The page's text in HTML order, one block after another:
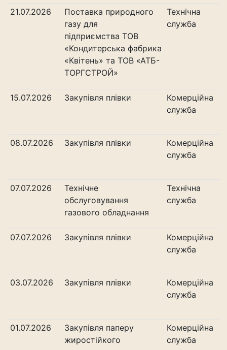
21.07.2026
Поставка природного
газу для
підприємства ТОВ
«Кондитерська фабрика
«Квітень» та ТОВ «АТБ-
ТОРГСТРОЙ»
Технічна
служба
15.07.2026 Закупівля плівки
Комерційна
служба
08.07.2026 Закупівля плівки
Комерційна
служба
07.07.2026
Технічне
обслуговування
газового обладнання
Технічна
служба
07.07.2026 Закупівля плівки
Комерційна
служба
03.07.2026 Закупівля плівки
Комерційна
служба
01.07.2026
Закупівля паперу
жиростійкого
Комерційна
служба